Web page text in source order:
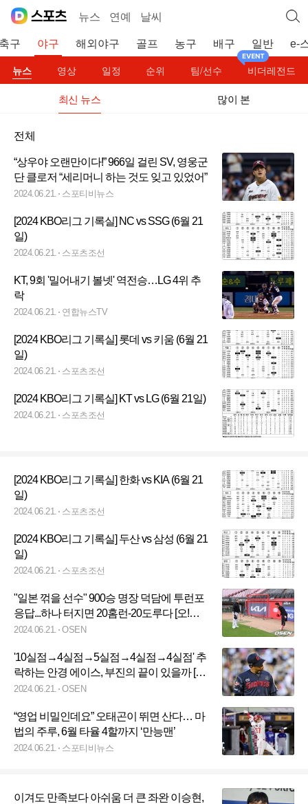
뉴스 연예 날씨
구 야구 해외야구 골프 농구 배구 일반 e-
뉴스 영상 일정 순위 팀/선수 비더레전드
최신 뉴스 많이 본
전체
“상우야 오랜만이다!” 966일 걸린 SV, 영웅군
단 클로저 “세리머니 하는 것도 잊고 있었어”
2024.06.21. 스포티비뉴스
[2024 KBO리그 기록실] NC vs SSG (6월 21
일)
2024.06.21. 스포츠조선
KT, 9회 '밀어내기 볼넷' 역전승…LG 4위 추
락
2024.06.21. 연합뉴스TV
[2024 KBO리그 기록실] 롯데 vs 키움 (6월 21
일)
2024.06.21. 스포츠조선
[2024 KBO리그 기록실] KT vs LG (6월 21일)
2024.06.21. 스포츠조선
[2024 KBO리그 기록실] 한화 vs KIA (6월 21
일)
2024.06.21. 스포츠조선
[2024 KBO리그 기록실] 두산 vs 삼성 (6월 21
일)
2024.06.21. 스포츠조선
"일본 꺾을 선수" 900승 명장 덕담에 투런포
응답...하나 터지면 20홈런-20도루다 [오!쎈
광주]
2024.06.21. OSEN
'10실점→4실점→5실점→4실점→4실점' 추
락하는 안경 에이스, 부진의 끝이 있을까 [오!
쎈 고척]
2024.06.21. OSEN
“영업 비밀인데요” 오태곤이 뛰면 산다… 마
법의 주루, 6월 타율 4할까지 ‘만능맨’
2024.06.21. 스포티비뉴스
이겨도 만족보다 아쉬움 더 큰 좌완 이승현,